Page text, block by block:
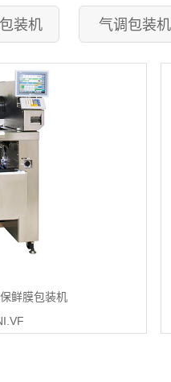
装机 气调包装机
鲜膜包装机